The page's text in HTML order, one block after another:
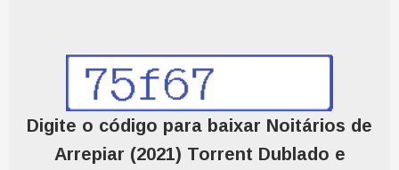
Digite o código para baixar Noitários de
Arrepiar (2021) Torrent Dublado e